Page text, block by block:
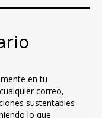
en tu
correo,
sustentables
lo que